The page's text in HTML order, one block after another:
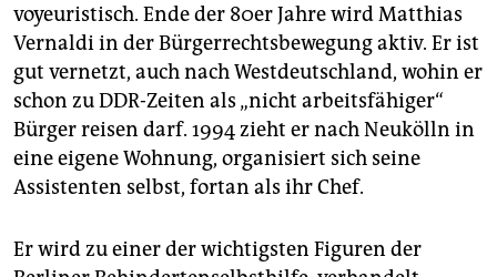
voyeuristisch. Ende der 80er Jahre wird Matthias
Vernaldi in der Bürgerrechtsbewegung aktiv. Er ist
gut vernetzt, auch nach Westdeutschland, wohin er
schon zu DDR-Zeiten als „nicht arbeitsfähiger“
Bürger reisen darf. 1994 zieht er nach Neukölln in
eine eigene Wohnung, organisiert sich seine
Assistenten selbst, fortan als ihr Chef.
Er wird zu einer der wichtigsten Figuren der